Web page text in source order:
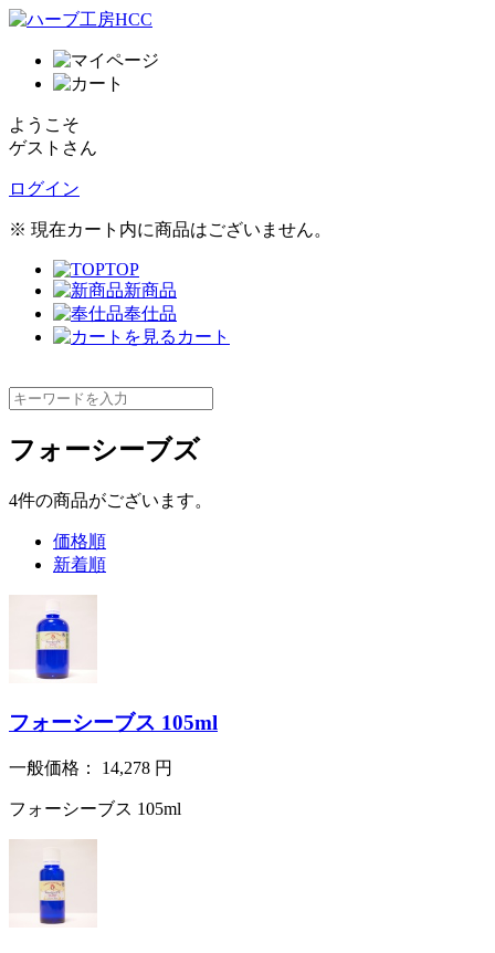
ようこそ
ゲストさん
ログイン
※ 現在カート内に商品はございません。
TOP
新商品
奉仕品
カート
フォーシーブズ
4件の商品がございます。
価格順
新着順
フォーシーブス 105ml
一般価格： 14,278 円
フォーシーブス 105ml